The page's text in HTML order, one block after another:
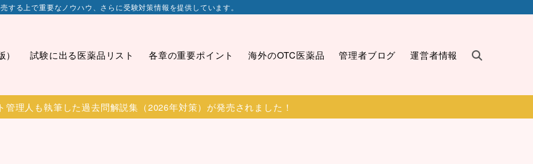
る上で重要なノウハウ、さらに受験対策情報を提供しています。
試験に出る医薬品リスト 各章の重要ポイント 海外のOTC医薬品 管理者ブログ 運営者情報
管理人も執筆した過去問解説集（2026年対策）が発売されました！